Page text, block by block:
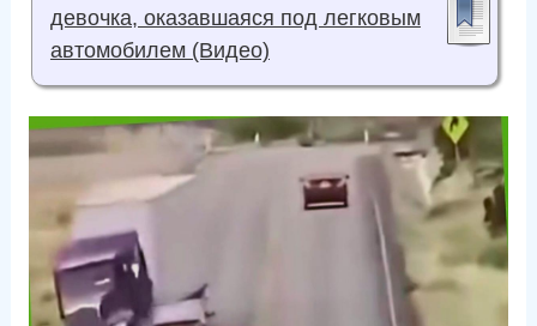
девочка, оказавшаяся под легковым
автомобилем (Видео)